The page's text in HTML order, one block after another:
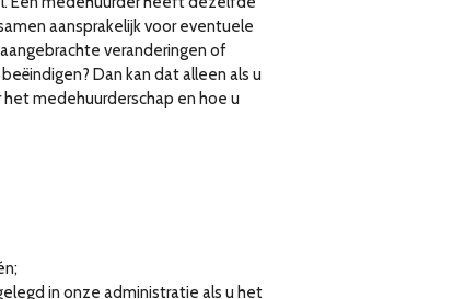
aansprakelijk voor eventuele
veranderingen of
Dan kan dat alleen als u
medehuurderschap en hoe u
in onze administratie als u het